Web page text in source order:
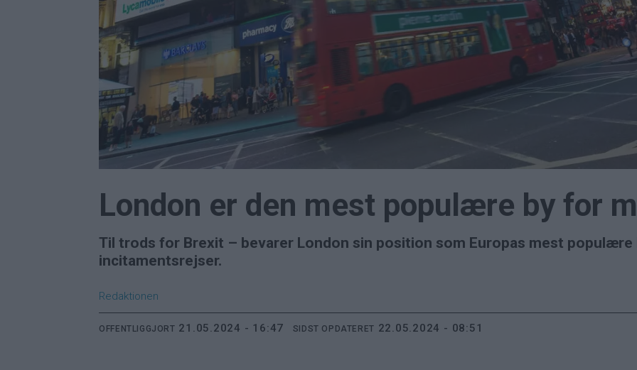
London er den mest populære by for
Til trods for Brexit – bevarer London sin position som Europas mest
incitamentsrejser.
Redaktionen
OFFENTLIGGJORT 21.05.2024 - 16:47 SIDST OPDATERET 22.05.2024 - 08:51